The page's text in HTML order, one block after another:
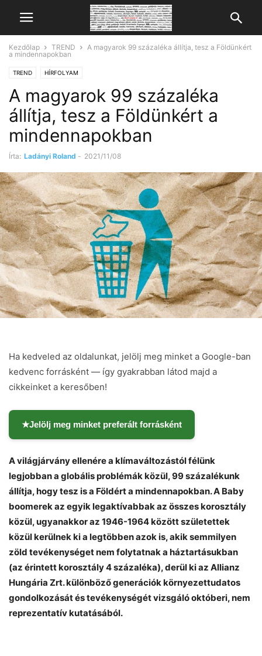
Kezdőlap TREND
A magyarok 99 százaléka állítja, tesz a Földünkért
a mindennapokban
TREND HÍRFOLYAM
A magyarok 99 százaléka
állítja, tesz a Földünkért a
mindennapokban
Írta: Ladányi Roland - 2021/11/08
Ha kedveled az oldalunkat, jelölj meg minket a Google-ban
kedvenc forrásként — így gyakrabban látod majd a
cikkeinket a keresőben!
★Jelölj meg minket preferált forrásként
A világjárvány ellenére a klímaváltozástól félünk
legjobban a globális problémák közül, 99 százalékunk
állítja, hogy tesz is a Földért a mindennapokban. A Baby
boomerek az egyik legaktívabbak az összes korosztály
közül, ugyanakkor az 1946-1964 között születettek
közül kerülnek ki a legtöbben azok is, akik semmilyen
zöld tevékenységet nem folytatnak a háztartásukban
(az érintett korosztály 4 százaléka), derül ki az Allianz
Hungária Zrt. különböző generációk környezettudatos
gondolkozását és tevékenységét vizsgáló októberi, nem
reprezentatív kutatásából.